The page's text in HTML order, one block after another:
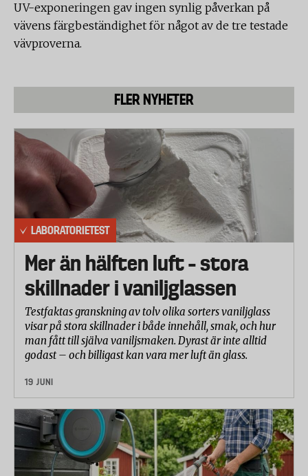
UV-exponeringen gav ingen synlig påverkan på
vävens färgbeständighet för något av de tre testade
vävproverna.
FLER NYHETER
LABORATORIETEST
Mer än hälften luft – stora
skillnader i vaniljglassen
Testfaktas granskning av tolv olika sorters vaniljglass
visar på stora skillnader i både innehåll, smak, och hur
man fått till själva vaniljsmaken. Dyrast är inte alltid
godast – och billigast kan vara mer luft än glass.
19 JUNI